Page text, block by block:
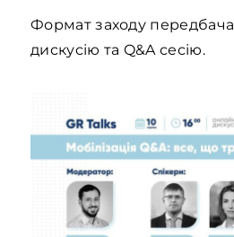
Формат заходу
дискусію та Q&A сесію.